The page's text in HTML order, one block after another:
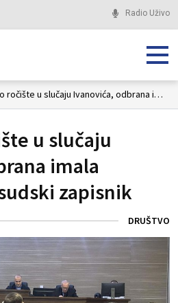
Radio Uživo
Odloženo ročište u slučaju Ivanovića, odbrana imala primedbe na sudski zapisnik
u slučaju
imala
zapisnik
DRUŠTVO